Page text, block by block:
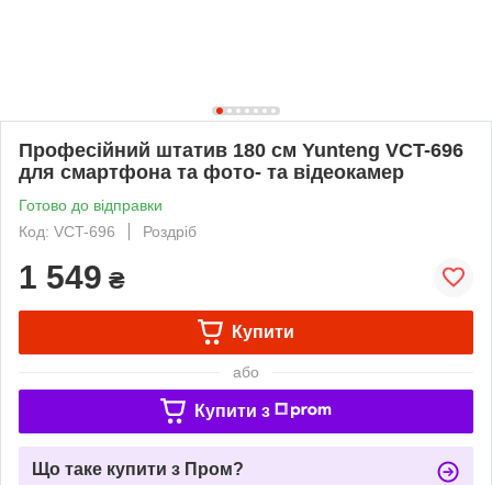
Професійний штатив 180 см Yunteng VCT-696
для смартфона та фото- та відеокамер
Готово до відправки
Код: VCT-696
Роздріб
1 549 ₴
Купити
або
Купити з
Що таке купити з Пром?